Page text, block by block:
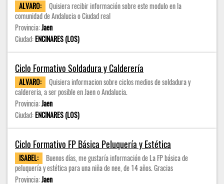
ALVARO:
Quisiera recibir información sobre este modulo en la
comunidad de Andalucia o Ciudad real
Provincia:Jaen
Ciudad:ENCINARES (LOS)
Ciclo Formativo Soldadura y Calderería
ALVARO:
Quisiera informacion sobre ciclos medios de soldadura y
caldereria, a ser posible en Jaen o Andalucia.
Provincia:Jaen
Ciudad:ENCINARES (LOS)
Ciclo Formativo FP Básica Peluquería y Estética
ISABEL:
Buenos días, me gustaría información de La FP básica de
peluquería y estética para una niña de nee, de 14 años. Gracias
Provincia:Jaen